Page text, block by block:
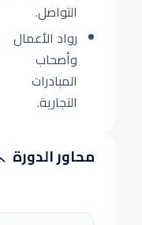
التواصل.
رواد الأعمال
وأصحاب
المبادرات
التجارية.
محاور الدورة